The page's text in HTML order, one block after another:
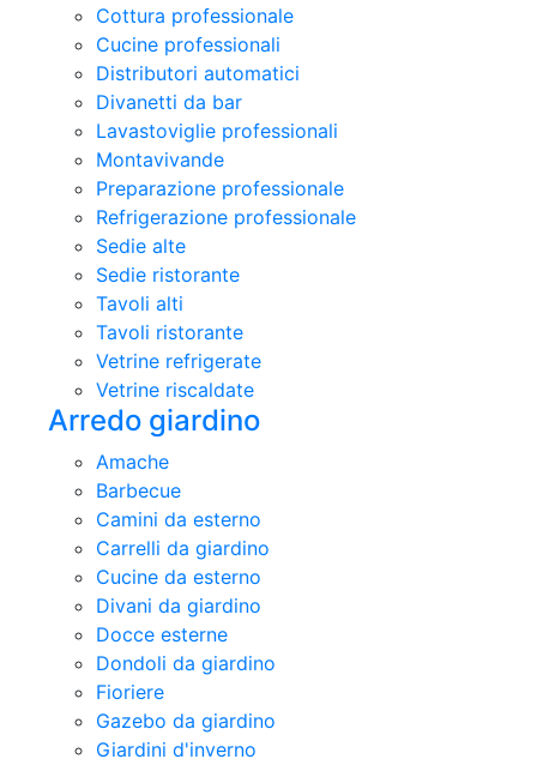
Cottura professionale
Cucine professionali
Distributori automatici
Divanetti da bar
Lavastoviglie professionali
Montavivande
Preparazione professionale
Refrigerazione professionale
Sedie alte
Sedie ristorante
Tavoli alti
Tavoli ristorante
Vetrine refrigerate
Vetrine riscaldate
Arredo giardino
Amache
Barbecue
Camini da esterno
Carrelli da giardino
Cucine da esterno
Divani da giardino
Docce esterne
Dondoli da giardino
Fioriere
Gazebo da giardino
Giardini d'inverno